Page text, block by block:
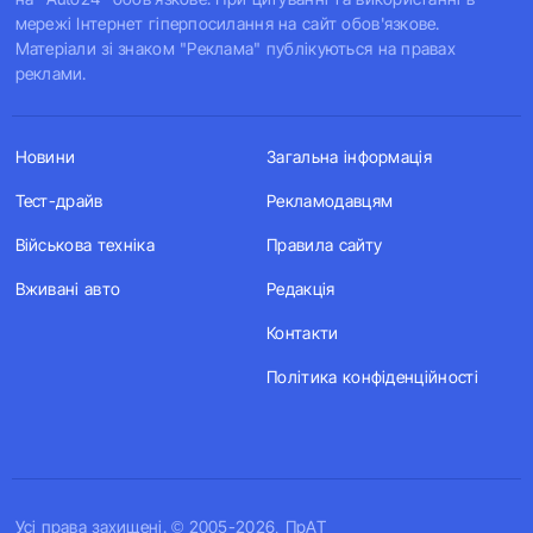
мережі Інтернет гіперпосилання на сайт обов'язкове.
Матеріали зі знаком "Реклама" публікуються на правах
реклами.
Усi права захищенi. © 2005-2026, ПрАТ
Новини
Тест-драйв
Військова техніка
Вживані авто
Загальна інформація
Рекламодавцям
Правила сайту
Редакція
Контакти
Політика конфіденційності